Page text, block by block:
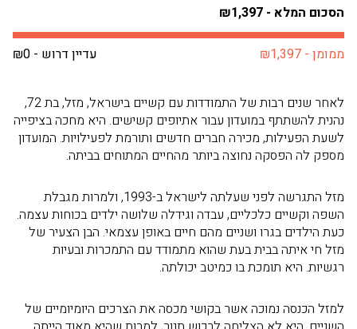
הסכום המלא - ₪1,397
עדיין דרוש - ₪0 ממומן - ₪1,397
לאחר שנים רבות של התמודדות עם קשיים בישראל, מזל, בת 72,
נהנית להשתתף במועדון עבור אתיופים קשישים. היא מחכה בציפייה
לשעת הפעילות, מכירה חברים חדשים ותורמת לפעילויות. המועדון
מספק לה הפסקה נחוצה ביותר מהחיים המתוחים בביתה.
מזל התגרשה לפני שעלתה לישראל ב-1993, ולמרות מגבלת
השפה וקשיים כלכליים, עבדה וגידלה שלושה ילדים בכוחות עצמה.
כעת הילדים בגרו ושניים מהם חיים באופן עצמאי. הבן הצעיר של
מזל חי איתה בבית בעת שהוא מתמודד עם התמכרות ובעיות
רגשיות. היא תומכת בו כמיטב יכולתה.
למזל הכנסה נמוכה אשר בקושי מכסה את הצרכים היומיומיים של